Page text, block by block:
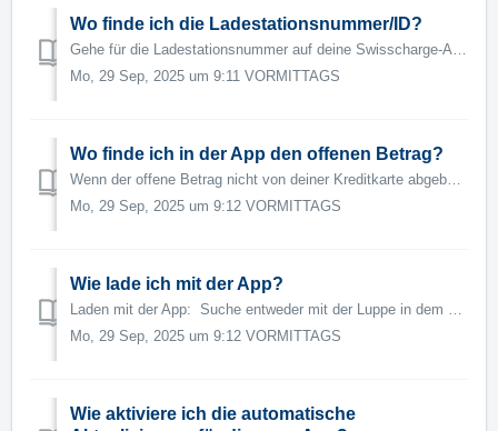
Wo finde ich die Ladestationsnummer/ID?
Gehe für die Ladestationsnummer auf deine Swisscharge-App 1. Wähle eine Ladestation aus 2. Hier findest du die Ladestationsnummer / Ladentation...
Mo, 29 Sep, 2025 um 9:11 VORMITTAGS
Wo finde ich in der App den offenen Betrag?
Wenn der offene Betrag nicht von deiner Kreditkarte abgebucht werden konnte, wird dein Kundenkonto gesperrt, bis du den offenen Betrag manuell bezahlt hast....
Mo, 29 Sep, 2025 um 9:12 VORMITTAGS
Wie lade ich mit der App?
Laden mit der App: Suche entweder mit der Luppe in dem du die Ladestations-ID oder die Adresse der Station eingibst. Oder wähle die Station an deinem S...
Mo, 29 Sep, 2025 um 9:12 VORMITTAGS
Wie aktiviere ich die automatische